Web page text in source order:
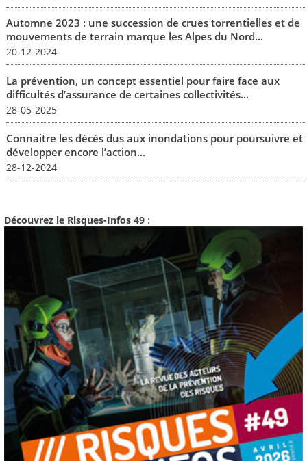
Automne 2023 : une succession de crues torrentielles et de
mouvements de terrain marque les Alpes du Nord...
20-12-2024
La prévention, un concept essentiel pour faire face aux
difficultés d’assurance de certaines collectivités...
28-05-2025
Connaitre les décès dus aux inondations pour poursuivre et
développer encore l’action...
28-12-2024
Découvrez le Risques-Infos 49 :